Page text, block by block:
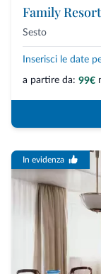
Family
Sesto
Inserisci le date
a partire da: 99€
In evidenza